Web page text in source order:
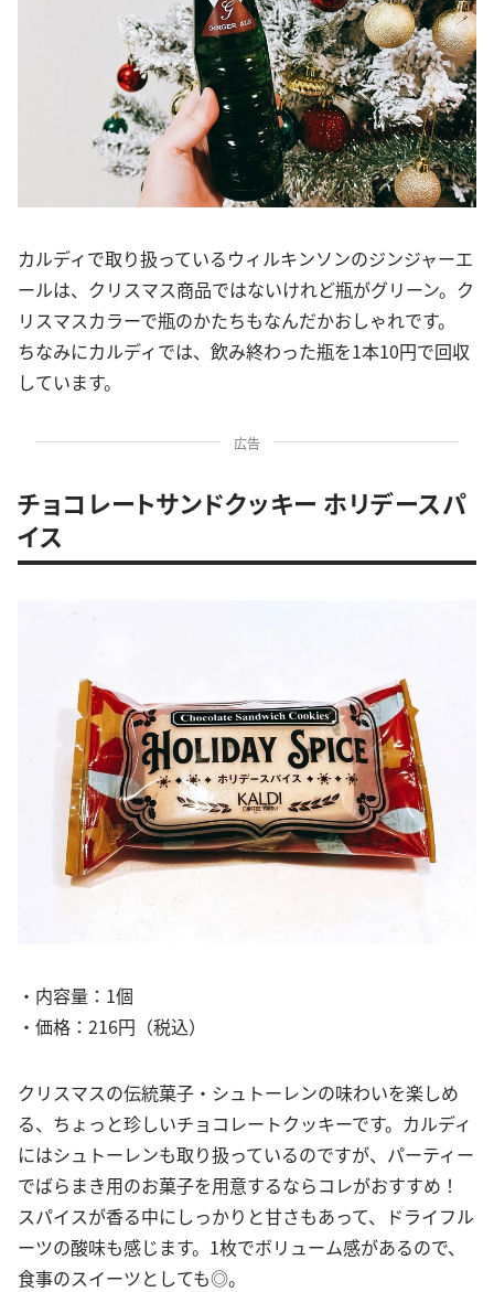
カルディで取り扱っているウィルキンソンのジンジャーエ
ールは、クリスマス商品ではないけれど瓶がグリーン。ク
リスマスカラーで瓶のかたちもなんだかおしゃれです。
ちなみにカルディでは、飲み終わった瓶を1本10円で回収
しています。
広告
チョコレートサンドクッキー ホリデースパ
イス
・内容量：1個
・価格：216円（税込）
クリスマスの伝統菓子・シュトーレンの味わいを楽しめ
る、ちょっと珍しいチョコレートクッキーです。カルディ
にはシュトーレンも取り扱っているのですが、パーティー
でばらまき用のお菓子を用意するならコレがおすすめ！
スパイスが香る中にしっかりと甘さもあって、ドライフル
ーツの酸味も感じます。1枚でボリューム感があるので、
食事のスイーツとしても◎。